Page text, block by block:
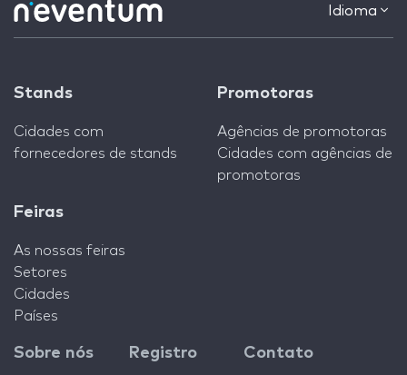
Idioma
Stands
Cidades com
fornecedores de stands
Promotoras
Agências de promotoras
Cidades com agências de
promotoras
Feiras
As nossas feiras
Setores
Cidades
Países
Sobre nós Registro Contato